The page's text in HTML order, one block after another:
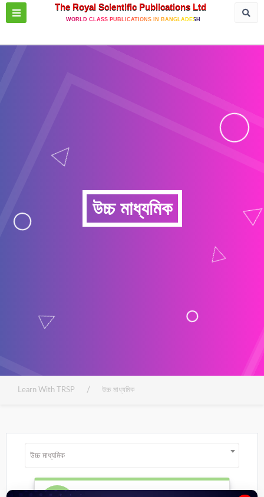
The Royal Scientific Publications Ltd
WORLD CLASS PUBLICATIONS IN BANGLADESH
উচ্চ মাধ্যমিক
Learn With TRSP / উচ্চ মাধ্যমিক
উচ্চ মাধ্যমিক